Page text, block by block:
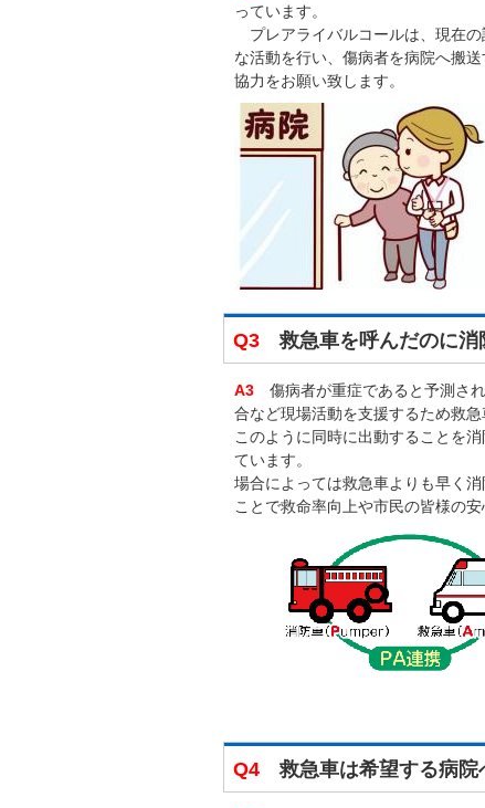
っています。
プレアライバルコールは、現在
な活動を行い、傷病者を病院へ搬
協力をお願い致します。
Q3 救急車を呼んだのに消
A3 傷病者が重症であると予測さ
合など現場活動を支援するため救
このように同時に出動することを
ています。
場合によっては救急車よりも早く
ことで救命率向上や市民の皆様の
Q4 救急車は希望する病院